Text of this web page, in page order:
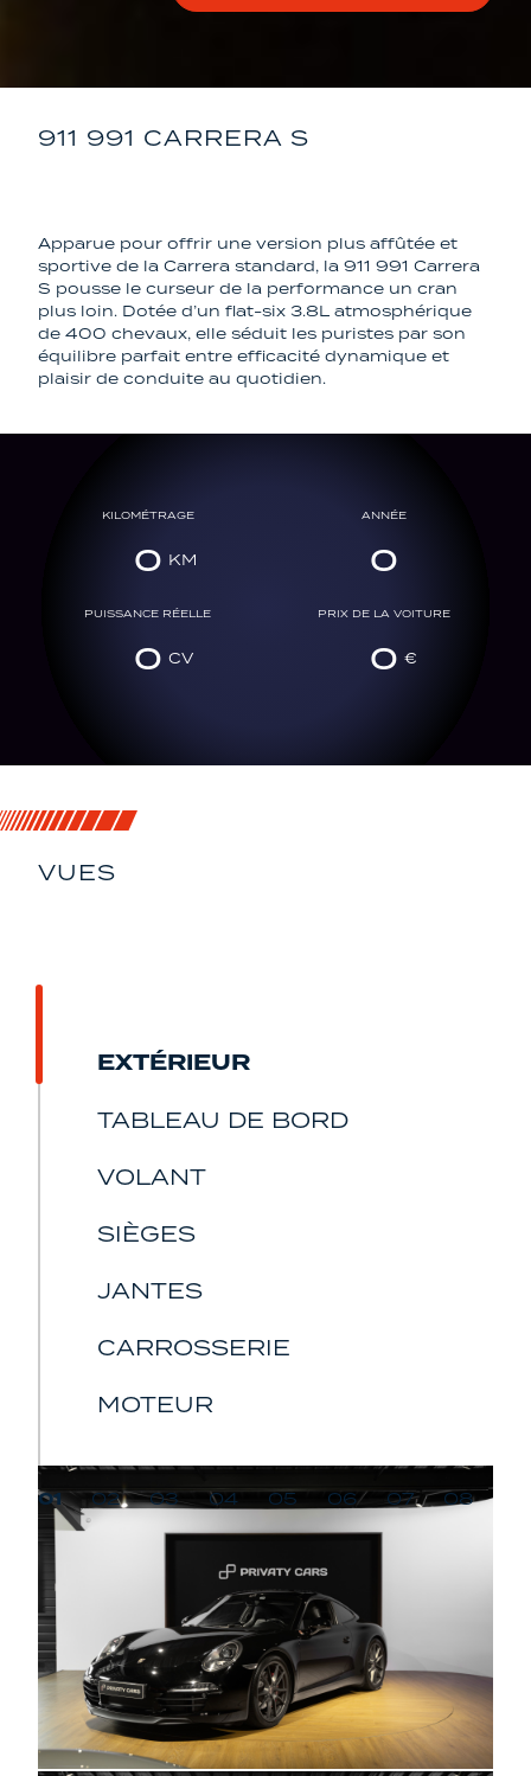
911 991 CARRERA S
Apparue pour offrir une version plus affûtée et
sportive de la Carrera standard, la 911 991 Carrera
S pousse le curseur de la performance un cran
plus loin. Dotée d’un flat-six 3.8L atmosphérique
de 400 chevaux, elle séduit les puristes par son
équilibre parfait entre efficacité dynamique et
plaisir de conduite au quotidien.
KILOMÉTRAGE
0
ANNÉE
0
PUISSANCE RÉELLE
0
PRIX DE LA VOITURE
0
VUES
EXTÉRIEUR
TABLEAU DE BORD
VOLANT
SIÈGES
JANTES
CARROSSERIE
MOTEUR
01 02 03 04 05 06 07 08